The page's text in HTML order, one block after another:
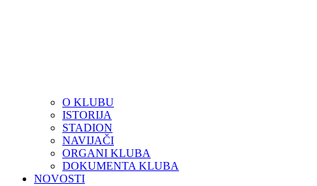
O KLUBU
ISTORIJA
STADION
NAVIJAČI
ORGANI KLUBA
DOKUMENTA KLUBA
NOVOSTI